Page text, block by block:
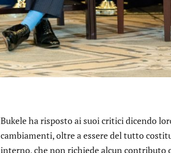
Bukele ha risposto ai suoi critici dicendo
cambiamenti, oltre a essere del tutto
interno, che non richiede alcun contributo